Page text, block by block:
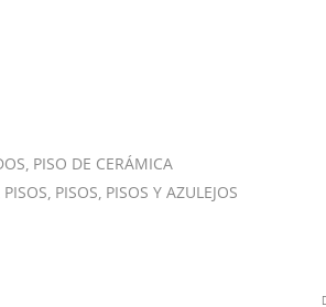
PISO DE CERÁMICA
PISOS PISOS PISOS Y AZULEJOS